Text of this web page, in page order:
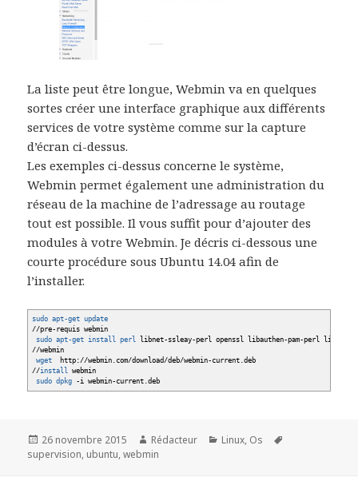
La liste peut être longue, Webmin va en quelques
sortes créer une interface graphique aux différents
services de votre système comme sur la capture
d’écran ci-dessus.
Les exemples ci-dessus concerne le système,
Webmin permet également une administration du
réseau de la machine de l’adressage au routage
tout est possible. Il vous suffit pour d’ajouter des
modules à votre Webmin. Je décris ci-dessous une
courte procédure sous Ubuntu 14.04 afin de
l’installer.
sudo apt-get update
//pre-requis webmin
sudo apt-get install perl libnet-ssleay-perl openssl libauthen-pam-perl
//webmin
wget http://webmin.com/download/deb/webmin-current.deb
//install webmin
sudo dpkg -i webmin-current.deb
Publié
le
26 novembre 2015 Auteur
Rédacteur Catégories
Linux, Os
supervision, ubuntu,webmin